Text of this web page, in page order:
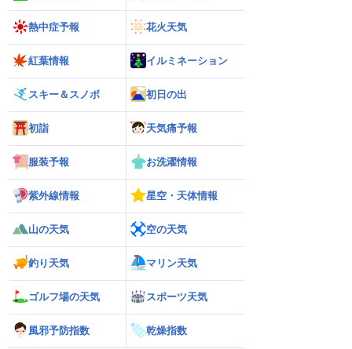
熱中症予報 花火天気
紅葉情報 イルミネーション
スキー＆スノボ 初日の出
初詣 天気痛予報
服装予報 お洗濯情報
紫外線情報 星空・天体情報
山の天気 空の天気
釣り天気 マリン天気
ゴルフ場の天気 スポーツ天気
風邪予防指数 乾燥指数